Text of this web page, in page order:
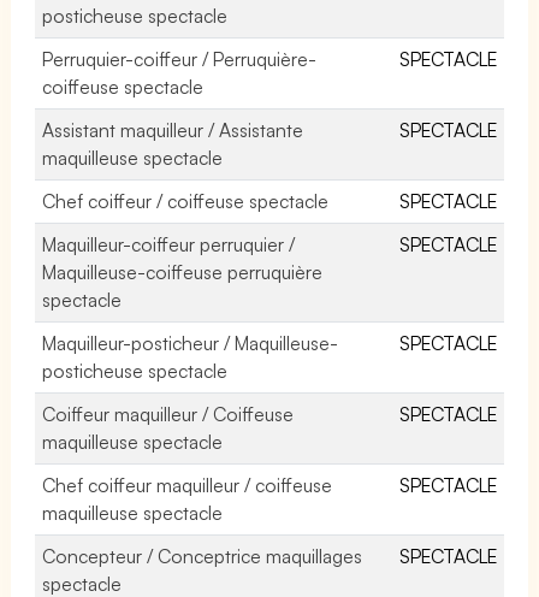
posticheuse spectacle
Perruquier-coiffeur / Perruquière-
coiffeuse spectacle
SPECTACLE
Assistant maquilleur / Assistante
maquilleuse spectacle
SPECTACLE
Chef coiffeur / coiffeuse spectacle
SPECTACLE
Maquilleur-coiffeur perruquier /
Maquilleuse-coiffeuse perruquière
spectacle
SPECTACLE
Maquilleur-posticheur / Maquilleuse-
posticheuse spectacle
SPECTACLE
Coiffeur maquilleur / Coiffeuse
maquilleuse spectacle
SPECTACLE
Chef coiffeur maquilleur / coiffeuse
maquilleuse spectacle
SPECTACLE
Concepteur / Conceptrice maquillages
spectacle
SPECTACLE